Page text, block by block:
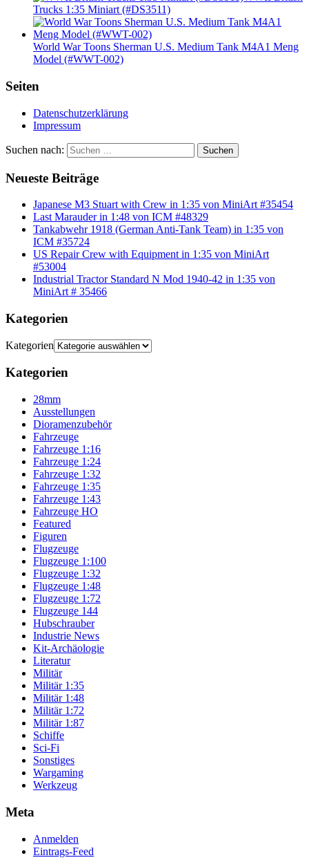
Trucks 1:35 Miniart (#DS3511)
World War Toons Sherman U.S. Medium Tank M4A1 Meng
Model (#WWT-002)
Seiten
Datenschutzerklärung
Impressum
Suchen nach: Suchen
Neueste Beiträge
Japanese M3 Stuart with Crew in 1:35 von MiniArt #35454
Last Marauder in 1:48 von ICM #48329
Tankabwehr 1918 (German Anti-Tank Team) in 1:35 von
ICM #35724
US Repair Crew with Equipment in 1:35 von MiniArt
#53004
Industrial Tractor Standard N Mod 1940-42 in 1:35 von
MiniArt # 35466
Kategorien
Kategorien
Kategorien
28mm
Ausstellungen
Dioramenzubehör
Fahrzeuge
Fahrzeuge 1:16
Fahrzeuge 1:24
Fahrzeuge 1:32
Fahrzeuge 1:35
Fahrzeuge 1:43
Fahrzeuge HO
Featured
Figuren
Flugzeuge
Flugzeuge 1:100
Flugzeuge 1:32
Flugzeuge 1:48
Flugzeuge 1:72
Flugzeuge 144
Hubschrauber
Industrie News
Kit-Archäologie
Literatur
Militär
Militär 1:35
Militär 1:48
Militär 1:72
Militär 1:87
Schiffe
Sci-Fi
Sonstiges
Wargaming
Werkzeug
Meta
Anmelden
Eintrags-Feed